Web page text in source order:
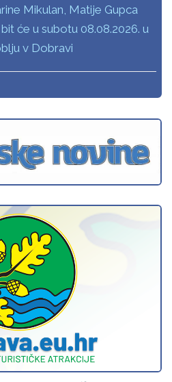
Mikulan, Matije Gupca
će u subotu 08.08.2026. u
v Dobravi